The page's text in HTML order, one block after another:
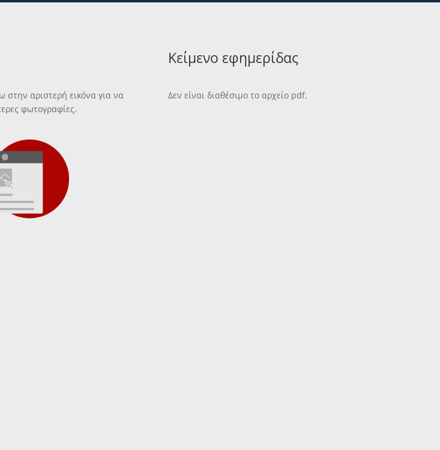
στην αριστερή εικόνα για να
φωτογραφίες.
Κείμενο εφημερίδας
Δεν είναι διαθέσιμο το αρχείο pdf.